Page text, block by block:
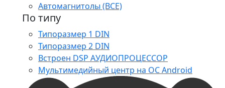
Автомагнитолы (ВСЕ)
По типу
Типоразмер 1 DIN
Типоразмер 2 DIN
Встроен DSP АУДИОПРОЦЕССОР
Мультимедийный центр на ОС Android